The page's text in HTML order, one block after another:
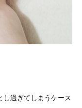
し過ぎてしまうケース